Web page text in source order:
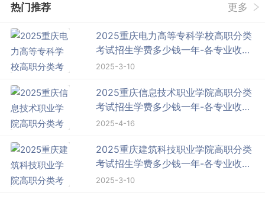
热门推荐 更多
2025重庆电力高等专科学校高职分类
考试招生学费多少钱一年-各专业收费
标准
2025-3-10
2025重庆信息技术职业学院高职分类
考试招生学费多少钱一年-各专业收费
标准
2025-4-16
2025重庆建筑科技职业学院高职分类
考试招生学费多少钱一年-各专业收费
标准
2025-3-10